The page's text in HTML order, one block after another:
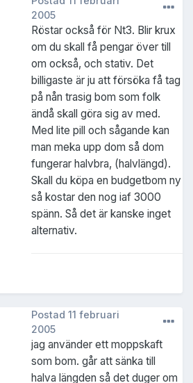
2005
Röstar också för Nt3. Blir krux
om du skall få pengar över till
om också, och stativ. Det
billigaste är ju att försöka få tag
på nån trasig bom som folk
ändå skall göra sig av med.
Med lite pill och sågande kan
man meka upp dom så dom
fungerar halvbra, (halvlängd).
Skall du köpa en budgetbom ny
så kostar den nog iaf 3000
spänn. Så det är kanske inget
alternativ.
Postad 11 februari
2005
jag använder ett moppskaft
som bom. går att sänka till
halva längden så det duger om